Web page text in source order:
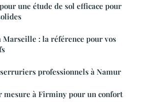
une étude de sol efficace pour
: la référence pour vos
professionnels à Namur
mesure à Firminy pour un confort